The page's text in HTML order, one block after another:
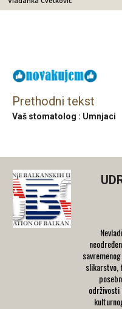
Prethodni tekst
Vaš stomatolog : Umnjaci
slikarstvo,
održivosti